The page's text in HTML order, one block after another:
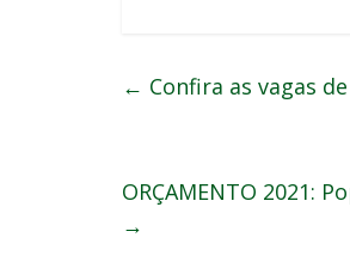
← Confira as vagas
ORÇAMENTO 2021:
→